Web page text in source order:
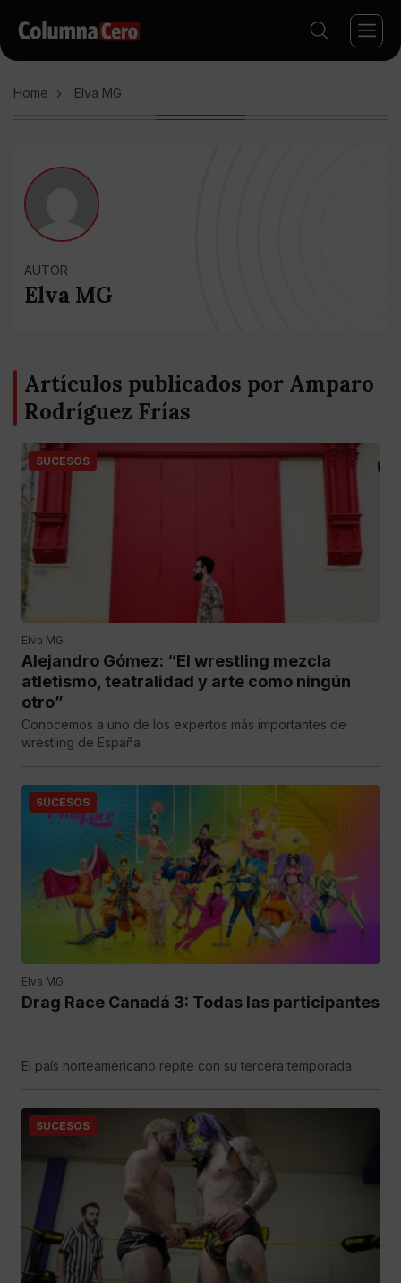
Home Elva MG
AUTOR
Elva MG
Artículos publicados por Amparo
Rodríguez Frías
SUCESOS
Elva MG
Alejandro Gómez: “El wrestling mezcla
atletismo, teatralidad y arte como ningún
otro”
Conocemos a uno de los expertos más importantes de
wrestling de España
SUCESOS
Elva MG
Drag Race Canadá 3: Todas las participantes
El país norteamericano repite con su tercera temporada
SUCESOS